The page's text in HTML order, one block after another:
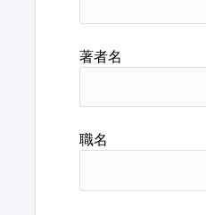
著者名
職名